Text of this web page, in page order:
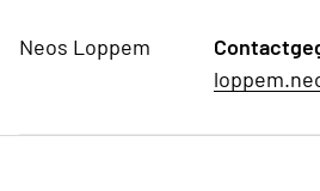
Neos Loppem